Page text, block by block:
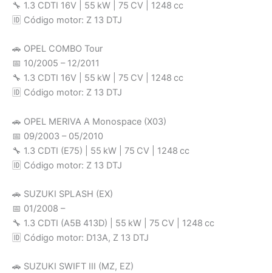
🔧 1.3 CDTI 16V | 55 kW | 75 CV | 1248 cc
🆔 Código motor: Z 13 DTJ
🚗 OPEL COMBO Tour
📅 10/2005 – 12/2011
🔧 1.3 CDTI 16V | 55 kW | 75 CV | 1248 cc
🆔 Código motor: Z 13 DTJ
🚗 OPEL MERIVA A Monospace (X03)
📅 09/2003 – 05/2010
🔧 1.3 CDTI (E75) | 55 kW | 75 CV | 1248 cc
🆔 Código motor: Z 13 DTJ
🚗 SUZUKI SPLASH (EX)
📅 01/2008 –
🔧 1.3 CDTI (A5B 413D) | 55 kW | 75 CV | 1248 cc
🆔 Código motor: D13A, Z 13 DTJ
🚗 SUZUKI SWIFT III (MZ, EZ)